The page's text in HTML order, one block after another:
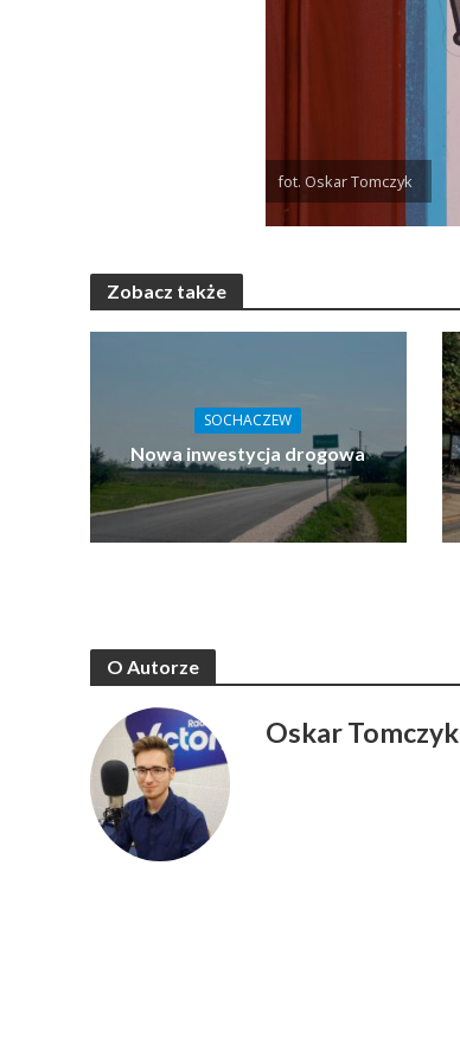
fot. Oskar Tomczyk
Zobacz także
SOCHACZEW
Nowa inwestycja drogowa
O Autorze
Oskar Tomczyk